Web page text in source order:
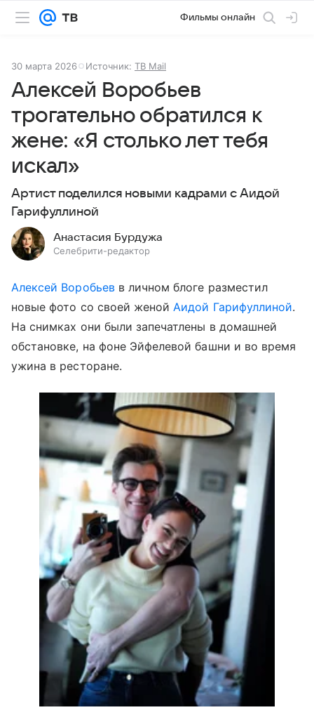
Фильмы онлайн
30 марта 2026 Источник: ТВ Mail
Алексей Воробьев
трогательно обратился к
жене: «Я столько лет тебя
искал»
Артист поделился новыми кадрами с Аидой
Гарифуллиной
Анастасия Бурдужа
Селебрити-редактор
Алексей Воробьевв личном блоге разместил
новые фото со своей женойАидой Гарифуллиной.
На снимках они были запечатлены в домашней
обстановке, на фоне Эйфелевой башни и во время
ужина в ресторане.